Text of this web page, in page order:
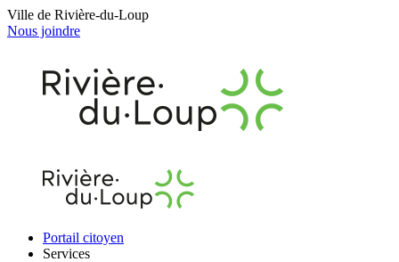
Ville de Rivière-du-Loup
Nous joindre
Portail citoyen
Services